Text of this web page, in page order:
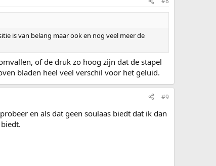
is van belang maar ook en nog veel meer de
of de druk zo hoog zijn dat de stapel
bladen heel veel verschil voor het geluid.
#9
en als dat geen soulaas biedt dat ik dan